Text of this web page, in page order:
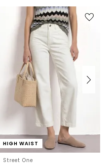
HIGH WAIST
Street One